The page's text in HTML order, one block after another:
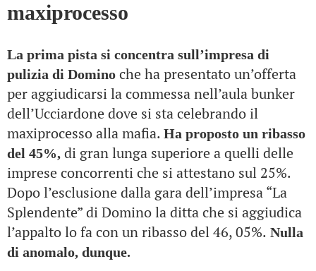
maxiprocesso
La prima pista si concentra sull’impresa di
pulizia di Domino che ha presentato un’offerta
per aggiudicarsi la commessa nell’aula bunker
dell’Ucciardone dove si sta celebrando il
maxiprocesso alla mafia. Ha proposto un ribasso
del 45%, di gran lunga superiore a quelli delle
imprese concorrenti che si attestano sul 25%.
Dopo l’esclusione dalla gara dell’impresa “La
Splendente” di Domino la ditta che si aggiudica
l’appalto lo fa con un ribasso del 46, 05%. Nulla
di anomalo, dunque.